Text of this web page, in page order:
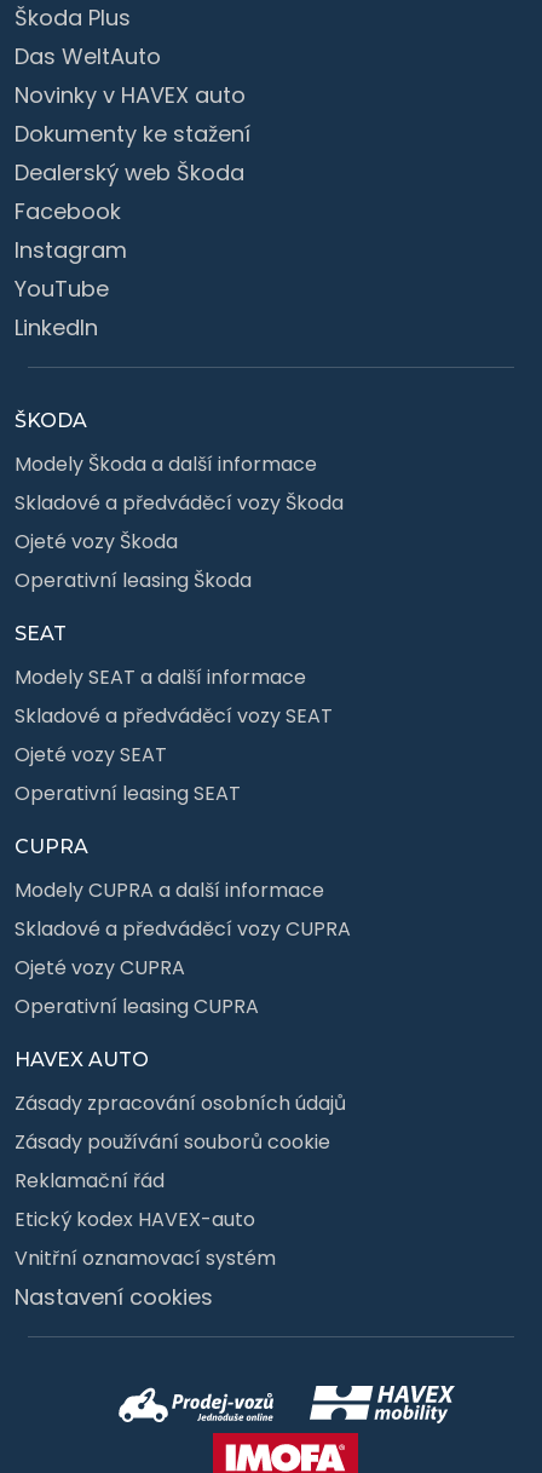
Škoda Plus
Das WeltAuto
Novinky v HAVEX auto
Dokumenty ke stažení
Dealerský web Škoda
Facebook
Instagram
YouTube
LinkedIn
ŠKODA
Modely Škoda a další informace
Skladové a předváděcí vozy Škoda
Ojeté vozy Škoda
Operativní leasing Škoda
SEAT
Modely SEAT a další informace
Skladové a předváděcí vozy SEAT
Ojeté vozy SEAT
Operativní leasing SEAT
CUPRA
Modely CUPRA a další informace
Skladové a předváděcí vozy CUPRA
Ojeté vozy CUPRA
Operativní leasing CUPRA
HAVEX AUTO
Zásady zpracování osobních údajů
Zásady používání souborů cookie
Reklamační řád
Etický kodex HAVEX-auto
Vnitřní oznamovací systém
Nastavení cookies